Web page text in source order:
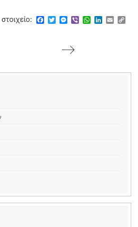
Facebook
Twitter
Messenger
ViberWhatsApp
LinkedIn
EmailCopy